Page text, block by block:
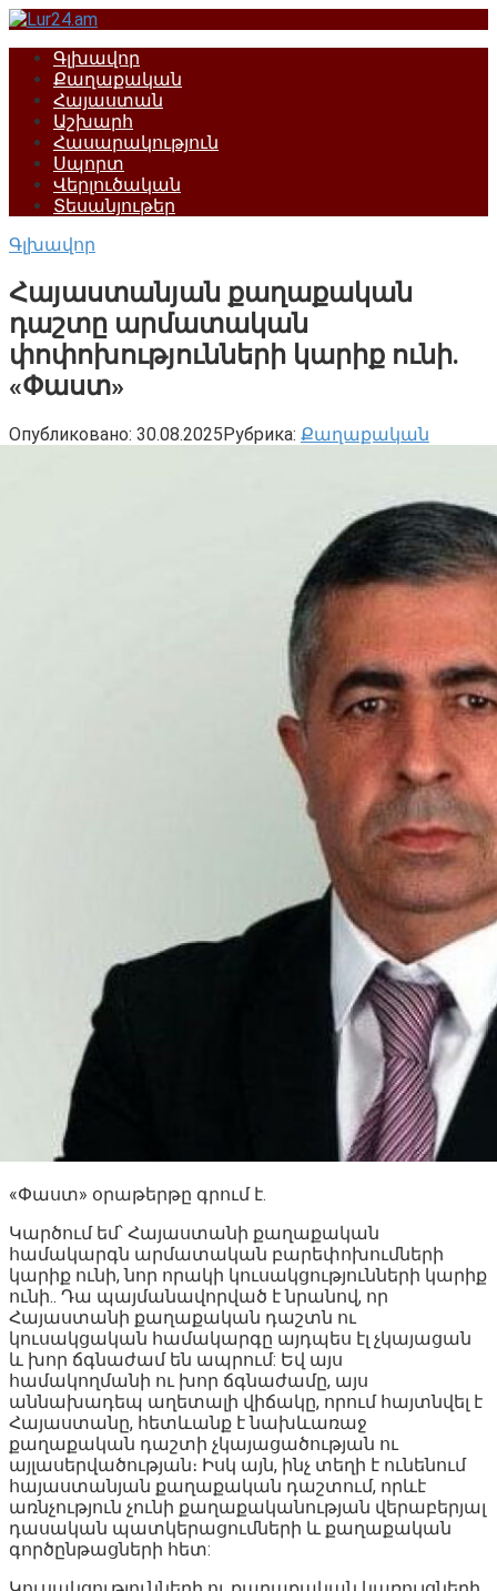
Перейти
контентуԳլխավոր
Քաղաքական
Հայաստան
Աշխարհ
Հասարակություն
Սպորտ
Վերլուծական
Տեսանյութեր
Գլխավոր
Հայաստանյան քաղաքական
դաշտը արմատական
փոփոխությունների կարիք ունի.
«Փաստ»
Опубликовано: 30.08.2025Рубрика: Քաղաքական
«Փաստ» օրաթերթը գրում է.
Կարծում եմ՝ Հայաստանի քաղաքական
համակարգն արմատական բարեփոխումների
կարիք ունի, նոր որակի կուսակցությունների կարիք
ունի.. Դա պայմանավորված է նրանով, որ
Հայաստանի քաղաքական դաշտն ու
կուսակցական համակարգը այդպես էլ չկայացան
և խոր ճգնաժամ են ապրում: Եվ այս
համակողմանի ու խոր ճգնաժամը, այս
աննախադեպ աղետալի վիճակը, որում հայտնվել է
Հայաստանը, հետևանք է նախևառաջ
քաղաքական դաշտի չկայացածության ու
այլասերվածության։ Իսկ այն, ինչ տեղի է ունենում
հայաստանյան քաղաքական դաշտում, որևէ
առնչություն չունի քաղաքականության վերաբերյալ
դասական պատկերացումների և քաղաքական
գործընթացների հետ: